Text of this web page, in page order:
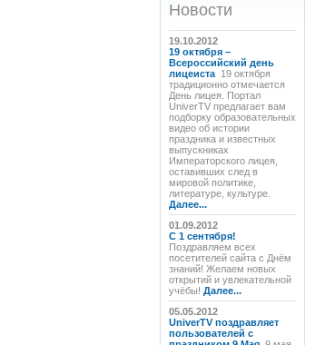
Новости
19.10.2012
19 октября –
Всероссийский день
лицеиста 19 октября
традиционно отмечается
День лицея. Портал
UniverTV предлагает вам
подборку образовательных
видео об истории
праздника и известных
выпускниках
Императорского лицея,
оставивших след в
мировой политике,
литературе, культуре.
Далее...
01.09.2012
C 1 сентября!
Поздравляем всех
посетителей сайта с Днём
знаний! Желаем новых
открытий и увлекательной
учёбы! Далее...
05.05.2012
UniverTV поздравляет
пользователей с